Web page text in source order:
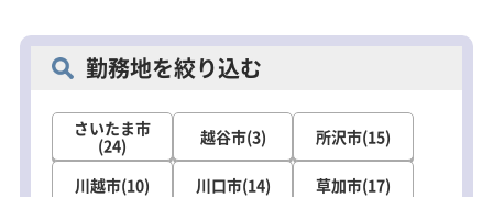
勤務地を絞り込む
さいたま市
(24)
越谷市(3) 所沢市(15)
川越市(10) 川口市(14) 草加市(17)